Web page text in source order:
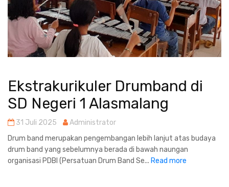
Ekstrakurikuler Drumband di
SD Negeri 1 Alasmalang
31 Juli 2025
Administrator
Drum band merupakan pengembangan lebih lanjut atas budaya
drum band yang sebelumnya berada di bawah naungan
organisasi PDBI (Persatuan Drum Band Se... Read more